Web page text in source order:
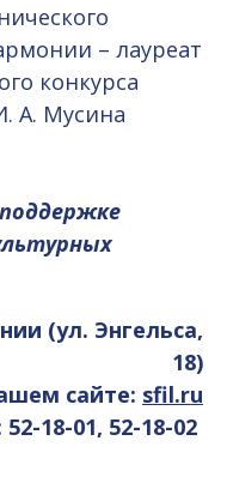
– лауреат
конкурса
А. Мусина
(ул. Энгельса,
18)
сайте: sfil.ru
18-01, 52-18-02